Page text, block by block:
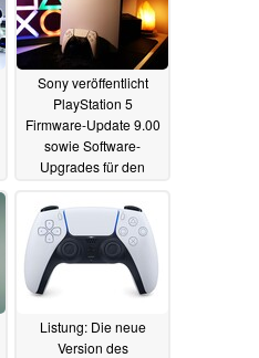
Sony veröffentlicht
PlayStation 5
Firmware-Update 9.00
sowie Software-
Upgrades für den
13.03.2024
Listung: Die neue
Version des